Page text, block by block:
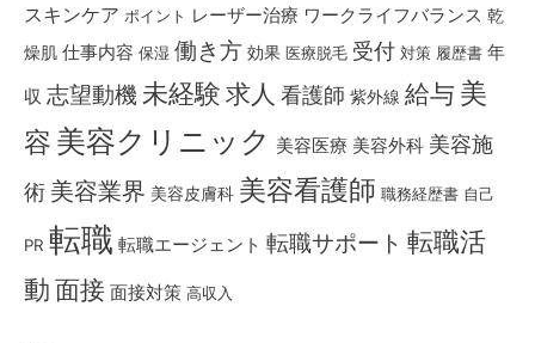
スキンケア ポイント レーザー治療 ワークライフバランス 乾
燥肌 仕事内容 保湿 働き方 効果 医療脱毛 受付 対策 履歴書 年
収 志望動機 未経験 求人 看護師 紫外線 給与 美
容 美容クリニック 美容医療 美容外科 美容施
術 美容業界 美容皮膚科 美容看護師 職務経歴書 自己
PR 転職 転職エージェント 転職サポート 転職活
動 面接 面接対策 高収入